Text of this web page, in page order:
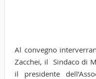
Al convegno
Zacchei, il Sindaco di
il presidente